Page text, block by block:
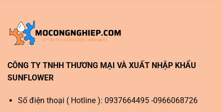
CÔNG TY TNHH THƯƠNG MẠI VÀ XUẤT NHẬP KHẨU
SUNFLOWER
Số điện thoại ( Hotline ): 0937664495 -0966068726